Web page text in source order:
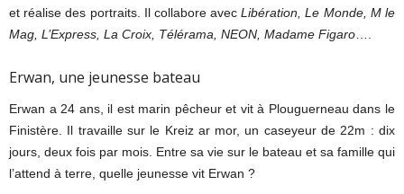
et réalise des portraits. Il collabore avecLibération, Le Monde, M le
Mag, L’Express, La Croix, Télérama, NEON, Madame Figaro….
Erwan, une jeunesse bateau
Erwan a 24 ans, il est marin pêcheur et vit à Plouguerneau dans le
Finistère. Il travaille sur le Kreiz ar mor, un caseyeur de 22m : dix
jours, deux fois par mois. Entre sa vie sur le bateau et sa famille qui
l’attend à terre, quelle jeunesse vit Erwan ?